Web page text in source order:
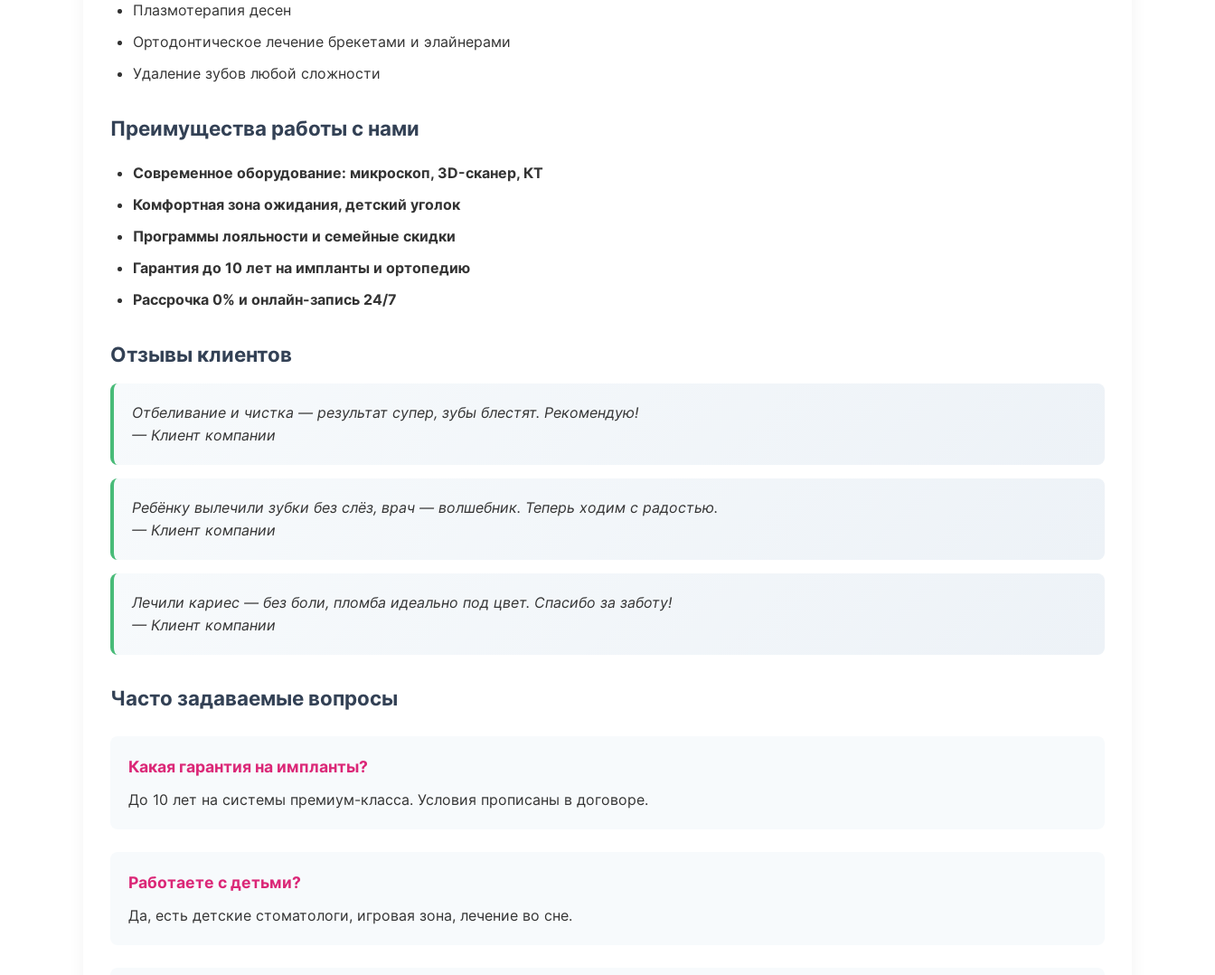
Плазмотерапия десен
Ортодонтическое лечение брекетами и элайнерами
Удаление зубов любой сложности
Преимущества работы с нами
Современное оборудование: микроскоп, 3D-сканер, КТ
Комфортная зона ожидания, детский уголок
Программы лояльности и семейные скидки
Гарантия до 10 лет на импланты и ортопедию
Рассрочка 0% и онлайн-запись 24/7
Отзывы клиентов
Отбеливание и чистка — результат супер, зубы блестят. Рекомендую!
— Клиент компании
Ребёнку вылечили зубки без слёз, врач — волшебник. Теперь ходим с радостью.
— Клиент компании
Лечили кариес — без боли, пломба идеально под цвет. Спасибо за заботу!
— Клиент компании
Часто задаваемые вопросы
Какая гарантия на импланты?
До 10 лет на системы премиум-класса. Условия прописаны в договоре.
Работаете с детьми?
Да, есть детские стоматологи, игровая зона, лечение во сне.